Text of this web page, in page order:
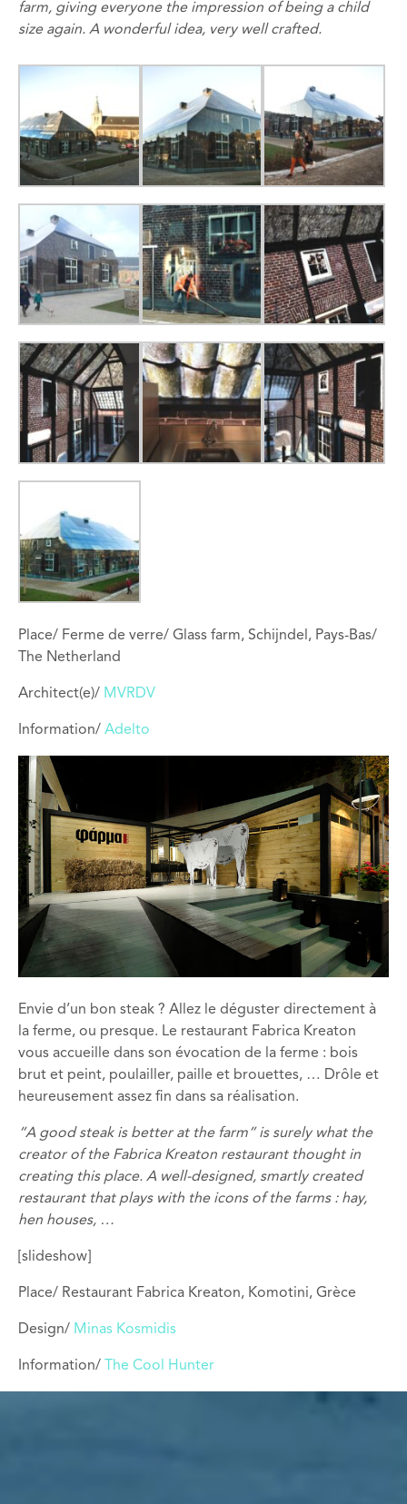
farm, giving everyone the impression of being a child
size again. A wonderful idea, very well crafted.
Place/ Ferme de verre/ Glass farm, Schijndel, Pays-Bas/
The Netherland
Architect(e)/ MVRDV
Information/ Adelto
Envie d’un bon steak ? Allez le déguster directement à
la ferme, ou presque. Le restaurant Fabrica Kreaton
vous accueille dans son évocation de la ferme : bois
brut et peint, poulailler, paille et brouettes, … Drôle et
heureusement assez fin dans sa réalisation.
“A good steak is better at the farm” is surely what the
creator of the Fabrica Kreaton restaurant thought in
creating this place. A well-designed, smartly created
restaurant that plays with the icons of the farms : hay,
hen houses, …
[slideshow]
Place/ Restaurant Fabrica Kreaton, Komotini, Grèce
Design/ Minas Kosmidis
Information/ The Cool Hunter